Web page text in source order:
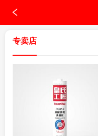
专卖店